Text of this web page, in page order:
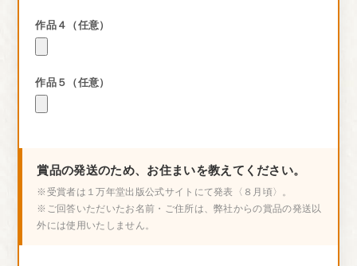
作品４（任意）
作品５（任意）
賞品の発送のため、お住まいを教えてください。
※受賞者は１万年堂出版公式サイトにて発表〈８月頃〉。
※ご回答いただいたお名前・ご住所は、弊社からの賞品の発送以
外には使用いたしません。